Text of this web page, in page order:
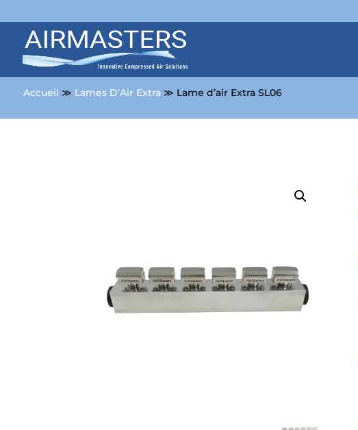
Accueil ≫ Lames D’Air Extra ≫ Lame d’air Extra SL06